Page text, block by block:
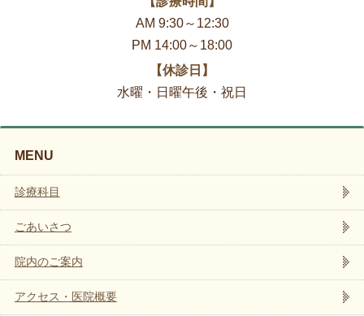
AM 9:30～12:30
PM 14:00～18:00
【休診日】
水曜・日曜午後・祝日
MENU
診療科目
ごあいさつ
院内のご案内
アクセス・医院概要